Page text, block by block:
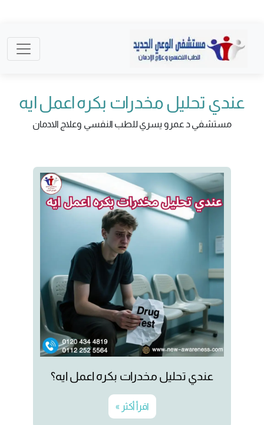
عندي تحليل مخدرات بكره اعمل ايه
مستشفي د عمرو يسري للطب النفسي وعلاج الادمان
عندي تحليل مخدرات بكره اعمل ايه؟
اقرأ أكثر »